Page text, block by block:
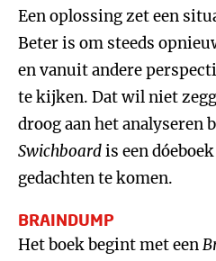
Een oplossing zet een
Beter is om steeds
en vanuit andere
te kijken. Dat wil niet
droog aan het analyseren
Swichboardis een
gedachten te komen.
BRAINDUMP
Het boek begint met een